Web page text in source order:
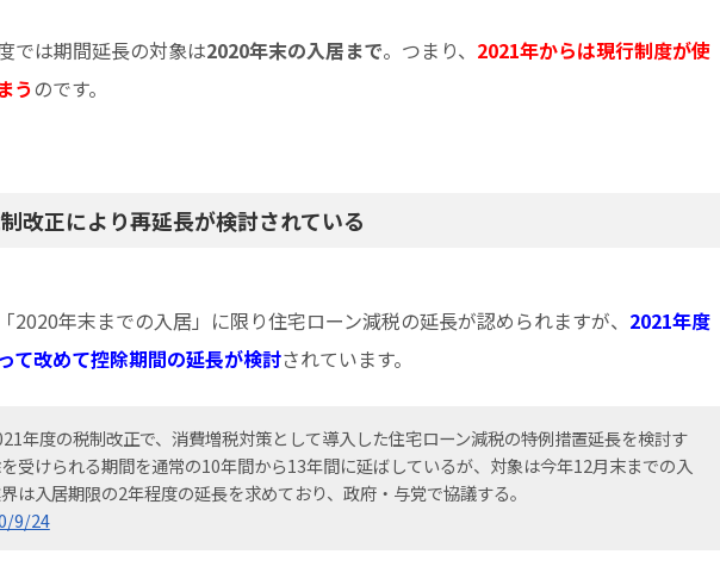
では期間延長の対象は2020年末の入居まで。つまり、 2021年からは現行制度が使
うのです。
改正により再延長が検討されている
2020年末までの入居」に限り住宅ローン減税の延長が認められますが、 2021年度
て改めて控除期間の延長が検討されています。
年度の税制改正で、消費増税対策として導入した住宅ローン減税の特例措置延長を検討す
受けられる期間を通常の10年間から13年間に延ばしているが、対象は今年12月末までの入
は入居期限の2年程度の延長を求めており、政府・与党で協議する。
9/24